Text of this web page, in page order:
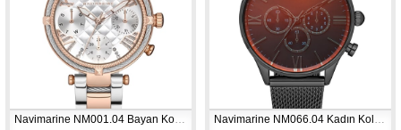
Navimarine NM001.04 Bayan Kol Saati